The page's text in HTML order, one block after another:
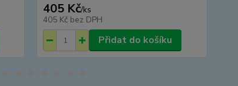
405 Kč/ks
405 Kč bez DPH
Přidat do košíku